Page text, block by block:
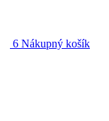
6 Nákupný košík